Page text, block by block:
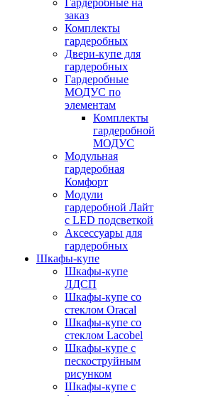
Гардеробные на
заказ
Комплекты
гардеробных
Двери-купе для
гардеробных
Гардеробные
МОДУС по
элементам
Комплекты
гардеробной
МОДУС
Модульная
гардеробная
Комфорт
Модули
гардеробной Лайт
с LED подсветкой
Аксессуары для
гардеробных
Шкафы-купе
Шкафы-купе
ЛДСП
Шкафы-купе со
стеклом Oracal
Шкафы-купе со
стеклом Lacobel
Шкафы-купе с
пескоструйным
рисунком
Шкафы-купе с